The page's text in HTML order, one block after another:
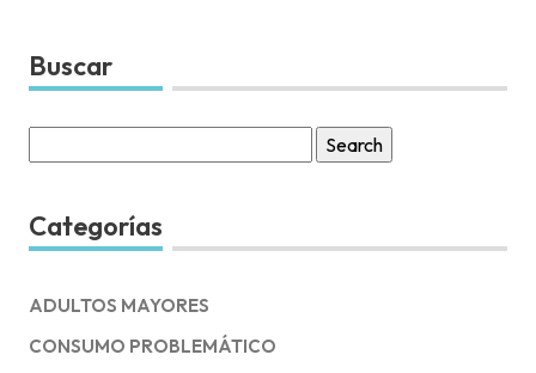
Buscar
for:
Categorías
ADULTOS MAYORES
CONSUMO PROBLEMÁTICO